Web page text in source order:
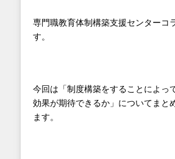
専門職教育体制構築支援センターコ
す。
今回は「制度構築をすることによっ
効果が期待できるか」についてまと
ます。